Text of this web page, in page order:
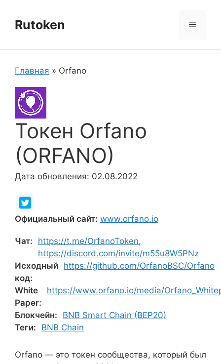
содержимому
Rutoken Меню
Главная » Orfano
Токен Orfano
(ORFANO)
Дата обновления: 02.08.2022
Официальный сайт: www.orfano.io
Чат: https://t.me/OrfanoToken,
https://discord.com/invite/m55u8W5PNz
Исходный
код:
https://github.com/OrfanoBSC/Orfano
White
Paper:
https://www.orfano.io/media/
Блокчейн:
BNB Smart Chain (BEP20)
Теги:
BNB Chain
Orfano — это токен сообщества, который был